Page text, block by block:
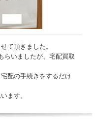
て頂きました。
らいましたが、宅配買取
配の手続きをするだけ
ます。